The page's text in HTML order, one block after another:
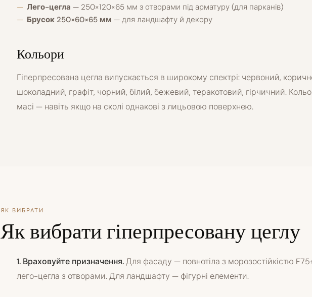
Лего-цегла — 250×120×65 мм з отворами під арматуру (для парканів)
Брусок 250×60×65 мм — для ландшафту й декору
Кольори
Гіперпресована цегла випускається в широкому спектрі: червоний,
шоколадний, графіт, чорний, білий, бежевий, теракотовий, гірчичний.
масі — навіть якщо на сколі однакові з лицьовою поверхнею.
ЯК ВИБРАТИ
Як вибрати гіперпресовану цеглу
1. Враховуйте призначення.Для фасаду — повнотіла з морозостійкістю
лего-цегла з отворами. Для ландшафту — фігурні елементи.